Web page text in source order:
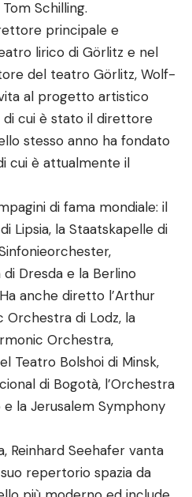
Schilling.
principale e
lirico di Görlitz e nel
del teatro Görlitz, Wolf-
al progetto artistico
cui è stato il direttore
stesso anno ha fondato
cui è attualmente il
di fama mondiale: il
Lipsia, la Staatskapelle di
Dresda e la Berlino
anche diretto l’Arthur
Orchestra di Lodz, la
Orchestra,
Teatro Bolshoi di Minsk,
di Bogotà, l’Orchestra
la Jerusalem Symphony
Reinhard Seehafer vanta
repertorio spazia da